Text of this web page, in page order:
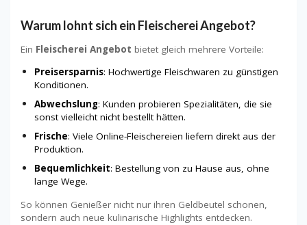
Warum lohnt sich ein Fleischerei Angebot?
Ein Fleischerei Angebot bietet gleich mehrere Vorteile:
Preisersparnis: Hochwertige Fleischwaren zu günstigen
Konditionen.
Abwechslung: Kunden probieren Spezialitäten, die sie
sonst vielleicht nicht bestellt hätten.
Frische: Viele Online-Fleischereien liefern direkt aus der
Produktion.
Bequemlichkeit: Bestellung von zu Hause aus, ohne
lange Wege.
So können Genießer nicht nur ihren Geldbeutel schonen,
sondern auch neue kulinarische Highlights entdecken.